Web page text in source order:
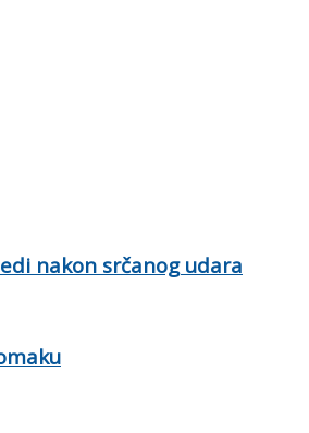
nakon srčanog udara